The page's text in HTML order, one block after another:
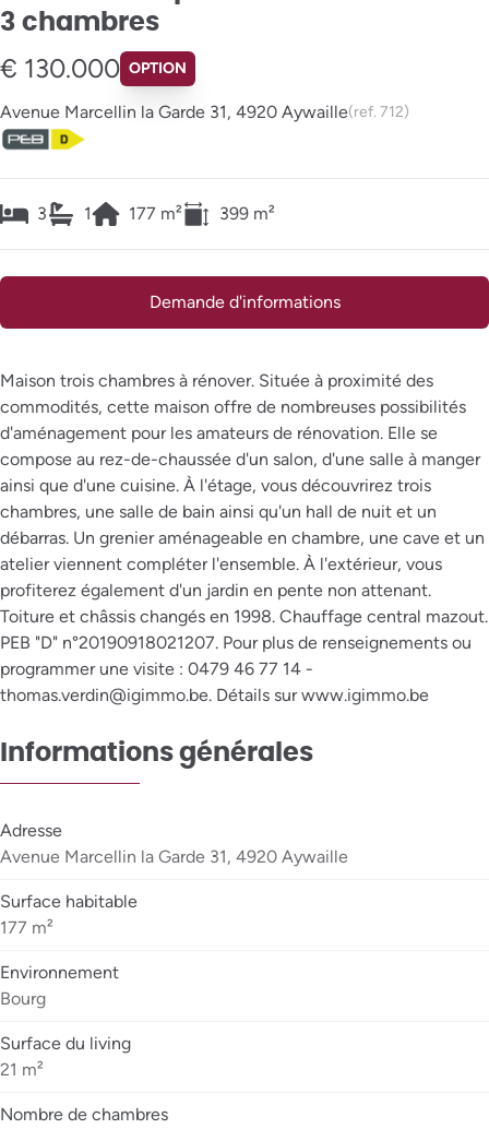
3 chambres
€ 130.000 OPTION
Avenue Marcellin la Garde 31, 4920 Aywaille(ref. 712)
3 1 177 m² 399 m²
Demande d'informations
Maison trois chambres à rénover. Située à proximité des
commodités, cette maison offre de nombreuses possibilités
d'aménagement pour les amateurs de rénovation. Elle se
compose au rez-de-chaussée d'un salon, d'une salle à manger
ainsi que d'une cuisine. À l'étage, vous découvrirez trois
chambres, une salle de bain ainsi qu'un hall de nuit et un
débarras. Un grenier aménageable en chambre, une cave et un
atelier viennent compléter l'ensemble. À l'extérieur, vous
profiterez également d'un jardin en pente non attenant.
Toiture et châssis changés en 1998. Chauffage central mazout.
PEB "D" n°20190918021207. Pour plus de renseignements ou
programmer une visite : 0479 46 77 14 -
thomas.verdin@igimmo.be. Détails sur www.igimmo.be
Informations générales
Adresse
Avenue Marcellin la Garde 31, 4920 Aywaille
Surface habitable
177 m²
Environnement
Bourg
Surface du living
21 m²
Nombre de chambres